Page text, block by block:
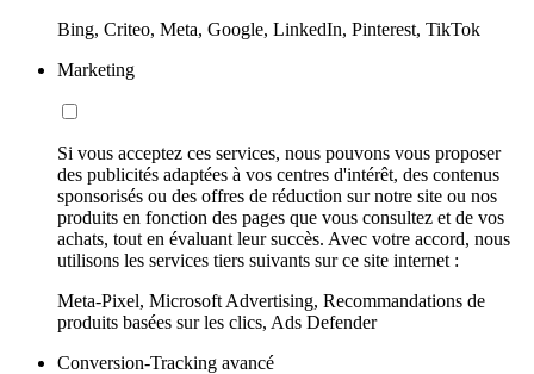
Bing, Criteo, Meta, Google, LinkedIn, Pinterest, TikTok
Marketing
Si vous acceptez ces services, nous pouvons vous proposer
des publicités adaptées à vos centres d'intérêt, des contenus
sponsorisés ou des offres de réduction sur notre site ou nos
produits en fonction des pages que vous consultez et de vos
achats, tout en évaluant leur succès. Avec votre accord, nous
utilisons les services tiers suivants sur ce site internet :
Meta-Pixel, Microsoft Advertising, Recommandations de
produits basées sur les clics, Ads Defender
Conversion-Tracking avancé